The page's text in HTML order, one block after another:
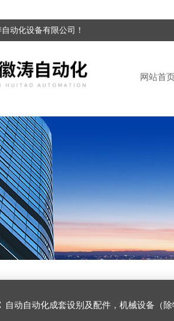
动化设备有限公司！
网站首
自动自动化成套设别及配件，机械设备（除特种设备）及配件制造，加工（以上限分支机构经营），设计，批发，零售，模具，五金制品，工具加工（限分支机构经营），设计，批发，零售。五金交电，金属材料，金属制品，不锈钢制品，建筑材料，钢材，橡塑制品，环保设备，润滑剂，汽车配件，摩托车配件的批发，零售。（企业经营涉及行政许可的，凭许可证件经营）化成套设别及配件，机械设备（除特种设